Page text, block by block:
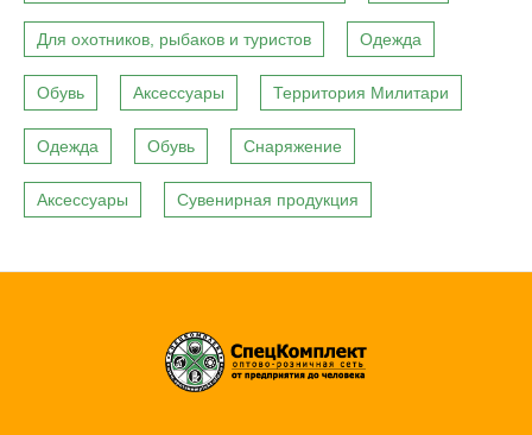
Для охотников, рыбаков и туристов Одежда
Обувь Аксессуары Территория Милитари
Одежда Обувь Снаряжение
Аксессуары Сувенирная продукция